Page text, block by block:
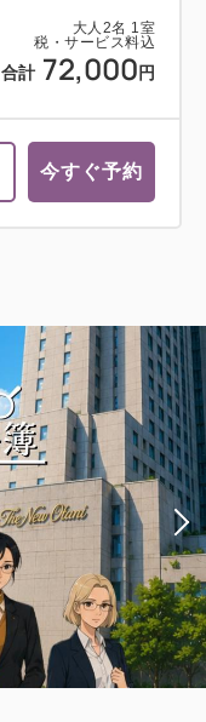
大人 2名 1室
税・サービス料込
合計 72,000 円
今すぐ予約